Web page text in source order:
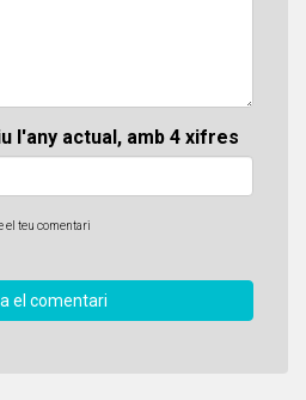
l'any actual, amb 4 xifres
el teu comentari